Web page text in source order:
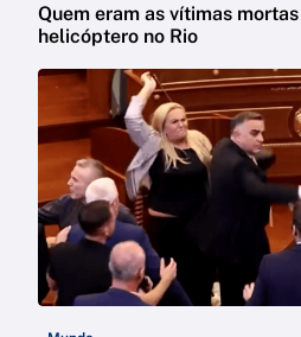
Quem eram as vítimas
helicóptero no Rio